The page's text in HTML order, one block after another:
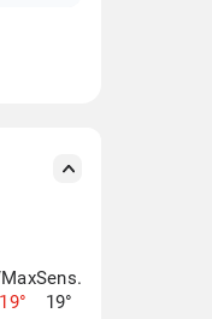
19°
Sens.
19°